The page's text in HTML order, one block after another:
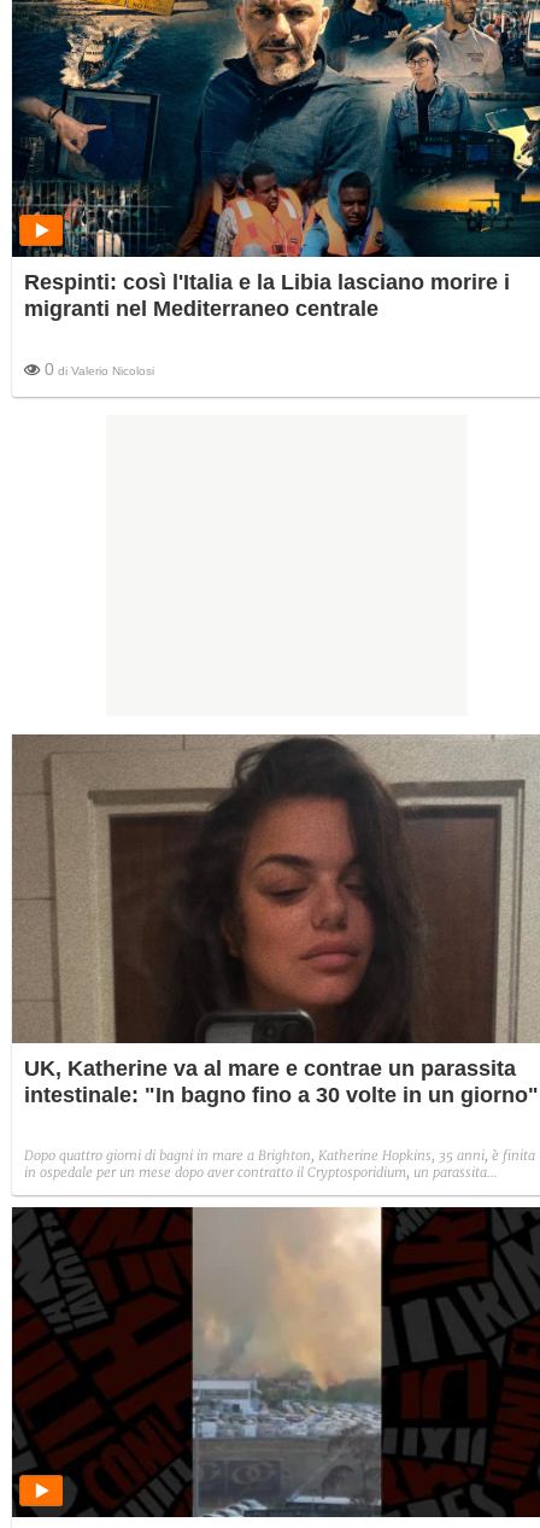
Respinti: così l'Italia e la Libia lasciano morire i
migranti nel Mediterraneo centrale
0 di Valerio Nicolosi
UK, Katherine va al mare e contrae un parassita
intestinale: "In bagno fino a 30 volte in un giorno"
Dopo quattro giorni di bagni in mare a Brighton, Katherine Hopkins, 35 anni, è finita
in ospedale per un mese dopo aver contratto il Cryptosporidium, un parassita
incessante. E la situazione è pure peggiorata. La donna accusa gli scarichi fognari e
riapre il dibattito sulla qualità delle acque nel Regno Unito.